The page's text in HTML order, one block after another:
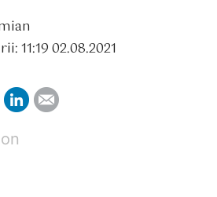
11:19 02.08.2021